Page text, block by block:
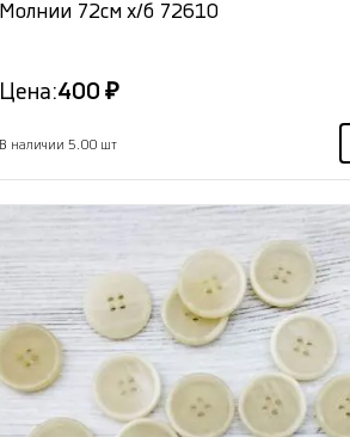
Молнии 72см х/б 72610
Цена:400 ₽
В наличии 5.00 шт